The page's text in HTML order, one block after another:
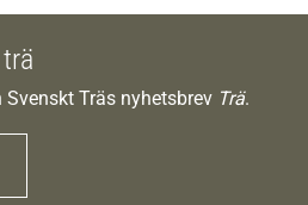
Träs nyhetsbrev Trä.